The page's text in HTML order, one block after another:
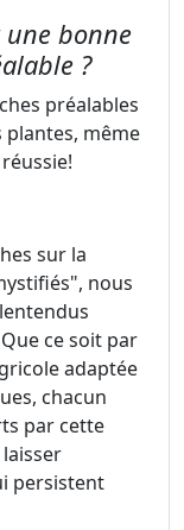
une bonne
?
préalables
plantes, même
sur la
nous
ce soit par
adaptée
chacun
par cette
persistent